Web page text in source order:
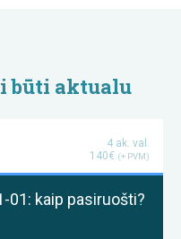
būti aktualu
4 ak. val.
140€ (+ PVM)
01: kaip pasiruošti?